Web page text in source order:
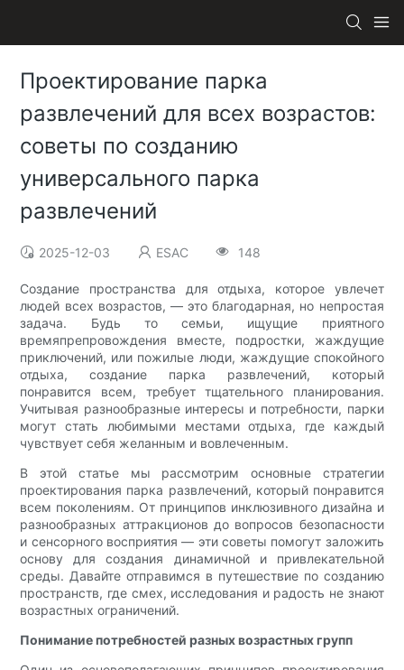
Проектирование парка
развлечений для всех возрастов:
советы по созданию
универсального парка
развлечений
2025-12-03 ESAC 148
Создание пространства для отдыха, которое увлечет
людей всех возрастов, — это благодарная, но непростая
задача. Будь то семьи, ищущие приятного
времяпрепровождения вместе, подростки, жаждущие
приключений, или пожилые люди, жаждущие спокойного
отдыха, создание парка развлечений, который
понравится всем, требует тщательного планирования.
Учитывая разнообразные интересы и потребности, парки
могут стать любимыми местами отдыха, где каждый
чувствует себя желанным и вовлеченным.
В этой статье мы рассмотрим основные стратегии
проектирования парка развлечений, который понравится
всем поколениям. От принципов инклюзивного дизайна и
разнообразных аттракционов до вопросов безопасности
и сенсорного восприятия — эти советы помогут заложить
основу для создания динамичной и привлекательной
среды. Давайте отправимся в путешествие по созданию
пространств, где смех, исследования и радость не знают
возрастных ограничений.
Понимание потребностей разных возрастных групп